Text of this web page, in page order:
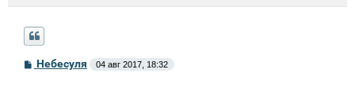
СНебесуля 04 авг 2017, 18:32